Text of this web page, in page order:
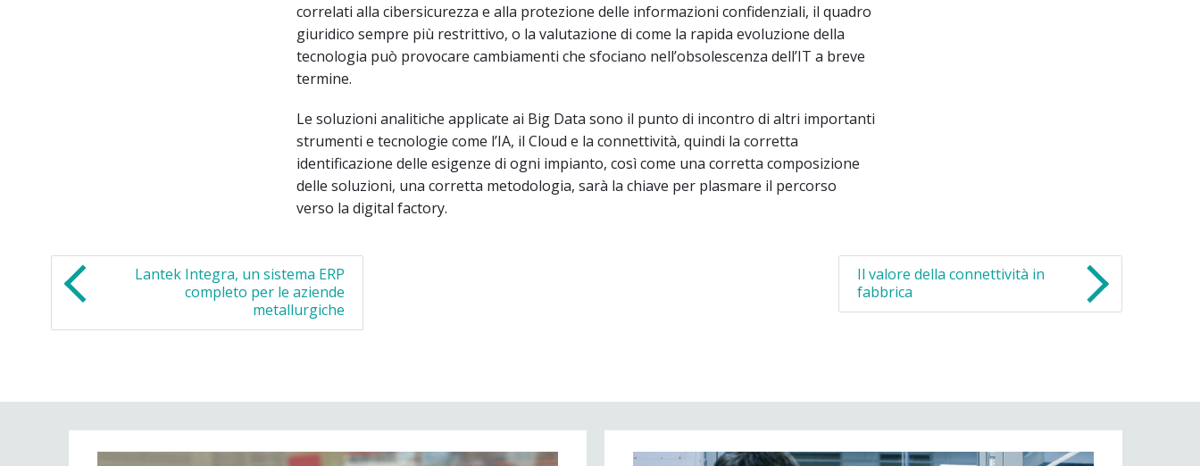
correlati alla cibersicurezza e alla protezione delle informazioni confidenziali, il quadro
giuridico sempre più restrittivo, o la valutazione di come la rapida evoluzione della
tecnologia può provocare cambiamenti che sfociano nell’obsolescenza dell’IT a breve
termine.
Le soluzioni analitiche applicate ai Big Data sono il punto di incontro di altri importanti
strumenti e tecnologie come l’IA, il Cloud e la connettività, quindi la corretta
identificazione delle esigenze di ogni impianto, così come una corretta composizione
delle soluzioni, una corretta metodologia, sarà la chiave per plasmare il percorso
verso la digital factory.
Lantek Integra, un sistema ERP
completo per le aziende
metallurgiche
Il valore della connettività in
fabbrica